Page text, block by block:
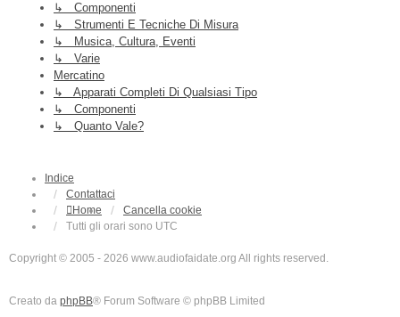
↳ Componenti
↳ Strumenti E Tecniche Di Misura
↳ Musica, Cultura, Eventi
↳ Varie
Mercatino
↳ Apparati Completi Di Qualsiasi Tipo
↳ Componenti
↳ Quanto Vale?
Indice
Contattaci
Home
Cancella cookie
Tutti gli orari sono UTC
Copyright © 2005 - 2026 www.audiofaidate.org All rights reserved.
Creato da phpBB® Forum Software © phpBB Limited